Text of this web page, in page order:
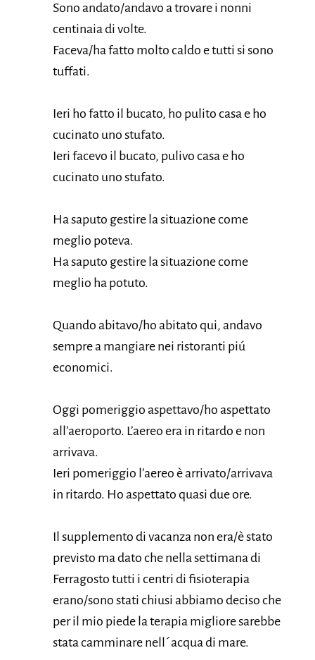
Sono andato/andavo a trovare i nonni
centinaia di volte.
Faceva/ha fatto molto caldo e tutti si sono
tuffati.
Ieri ho fatto il bucato, ho pulito casa e ho
cucinato uno stufato.
Ieri facevo il bucato, pulivo casa e ho
cucinato uno stufato.
Ha saputo gestire la situazione come
meglio poteva.
Ha saputo gestire la situazione come
meglio ha potuto.
Quando abitavo/ho abitato qui, andavo
sempre a mangiare nei ristoranti piú
economici.
Oggi pomeriggio aspettavo/ho aspettato
all’aeroporto. L’aereo era in ritardo e non
arrivava.
Ieri pomeriggio l’aereo è arrivato/arrivava
in ritardo. Ho aspettato quasi due ore.
Il supplemento di vacanza non era/è stato
previsto ma dato che nella settimana di
Ferragosto tutti i centri di fisioterapia
erano/sono stati chiusi abbiamo deciso che
per il mio piede la terapia migliore sarebbe
stata camminare nell´acqua di mare.